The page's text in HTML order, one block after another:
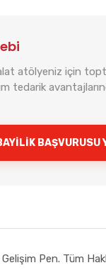
atölyeniz için
tedarik
BAŞVURUSU
Pen. Tüm
Pen
ve toptan